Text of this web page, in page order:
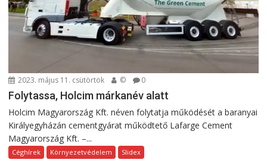
2023. május 11. csütörtök © 0
Folytassa, Holcim márkanév alatt
Holcim Magyarország Kft. néven folytatja működését a baranyai
Királyegyházán cementgyárat működtető Lafarge Cement
Magyarország Kft. –...
Céghírek Környezetvédelem Slidex